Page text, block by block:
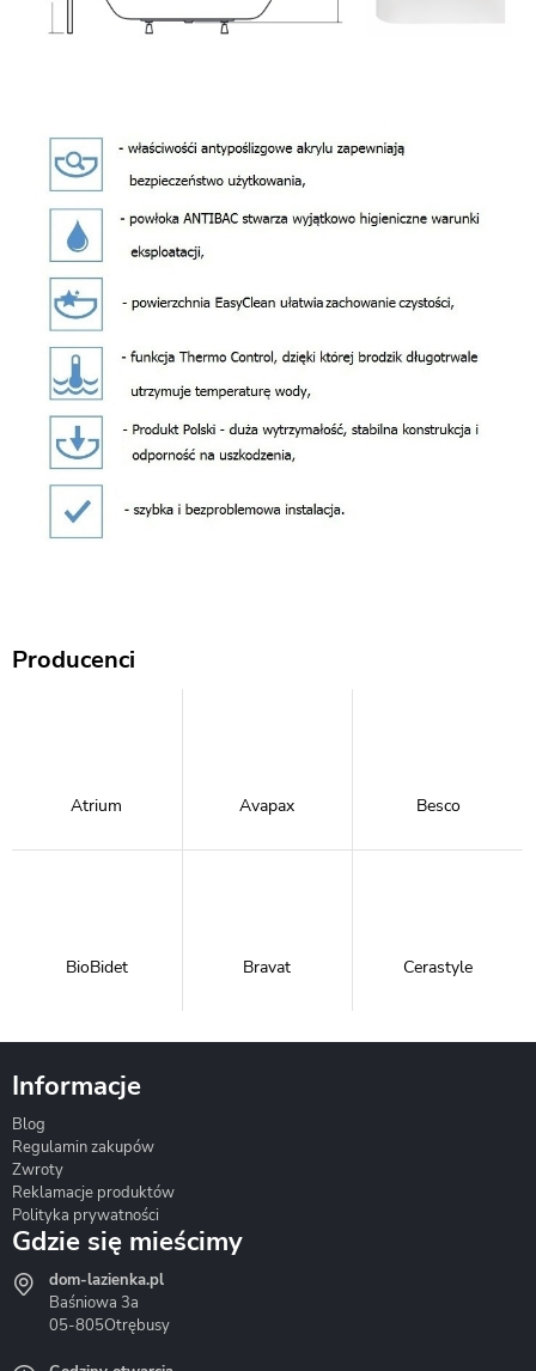
Producenci
Atrium Avapax Besco
BioBidet Bravat Cerastyle
Hydrostop
Informacje
Blog
Regulamin zakupów
Zwroty
Reklamacje produktów
Polityka prywatności
Gdzie się mieścimy
dom-lazienka.pl
Baśniowa 3a
05-805Otrębusy